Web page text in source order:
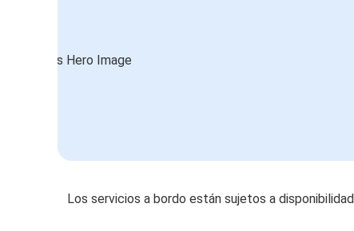
Los servicios a bordo están sujetos a disponibilidad